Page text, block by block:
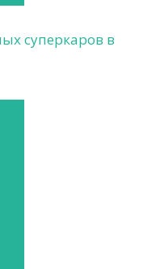
суперкаров в